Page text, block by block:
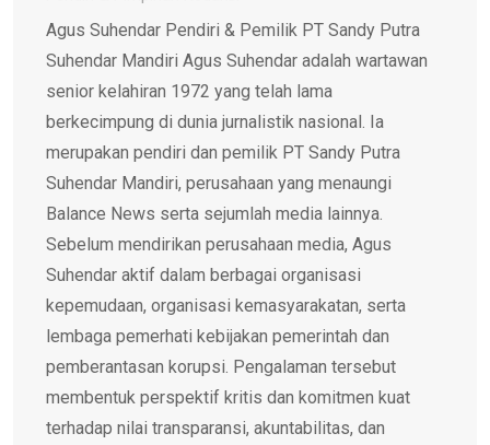
Agus Suhendar Pendiri & Pemilik PT Sandy Putra
Suhendar Mandiri Agus Suhendar adalah wartawan
senior kelahiran 1972 yang telah lama
berkecimpung di dunia jurnalistik nasional. Ia
merupakan pendiri dan pemilik PT Sandy Putra
Suhendar Mandiri, perusahaan yang menaungi
Balance News serta sejumlah media lainnya.
Sebelum mendirikan perusahaan media, Agus
Suhendar aktif dalam berbagai organisasi
kepemudaan, organisasi kemasyarakatan, serta
lembaga pemerhati kebijakan pemerintah dan
pemberantasan korupsi. Pengalaman tersebut
membentuk perspektif kritis dan komitmen kuat
terhadap nilai transparansi, akuntabilitas, dan